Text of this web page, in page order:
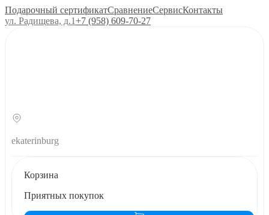
Подарочный сертификатСравнениеСервисКонтакты
ул. Радищева, д.1+7 (958) 609‑70‑27
ekaterinburg
Корзина
Приятных покупок